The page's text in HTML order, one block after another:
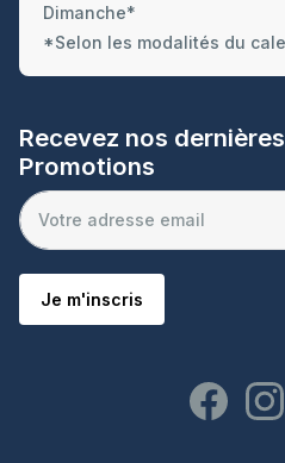
Dimanche*
*Selon les modalités du
Recevez nos
Promotions
Je m'inscris